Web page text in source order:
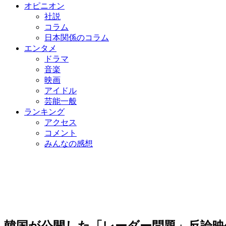
オピニオン
社説
コラム
日本関係のコラム
エンタメ
ドラマ
音楽
映画
アイドル
芸能一般
ランキング
アクセス
コメント
みんなの感想